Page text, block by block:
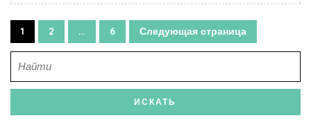
1 2 … 6 Следующая страница